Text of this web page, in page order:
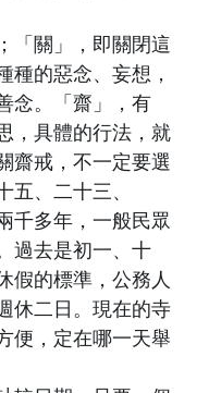
「關」，即關閉這
種的惡念、妄想，
念。「齋」，有
，具體的行法，就
齋戒，不一定要選
、二十三、
千多年，一般民眾
過去是初一、十
假的標準，公務人
休二日。現在的寺
便，定在哪一天舉